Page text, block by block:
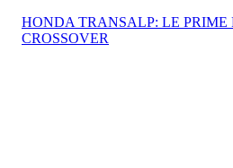
HONDA TRANSALP: LE
CROSSOVER